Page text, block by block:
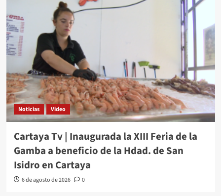
Noticias Video
Cartaya Tv | Inaugurada la XIII Feria de la
Gamba a beneficio de la Hdad. de San
Isidro en Cartaya
6 de agosto de 2026 0